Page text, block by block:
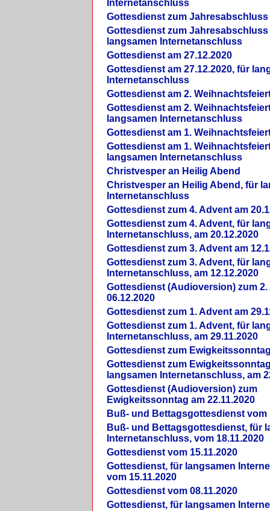
Internetanschluss
Gottesdienst zum Jahresabschluss
Gottesdienst zum Jahresabschluss
langsamen Internetanschluss
Gottesdienst am 27.12.2020
Gottesdienst am 27.12.2020, für
Internetanschluss
Gottesdienst am 2.
Gottesdienst am 2.
langsamen Internetanschluss
Gottesdienst am 1.
Gottesdienst am 1.
langsamen Internetanschluss
Christvesper an Heilig Abend
Christvesper an Heilig Abend, für
Internetanschluss
Gottesdienst zum 4. Advent am
Gottesdienst zum 4. Advent, für
Internetanschluss, am 20.12.2020
Gottesdienst zum 3. Advent am
Gottesdienst zum 3. Advent, für
Internetanschluss, am 12.12.2020
Gottesdienst (Audioversion) zum 2.
06.12.2020
Gottesdienst zum 1. Advent am
Gottesdienst zum 1. Advent, für
Internetanschluss, am 29.11.2020
Gottesdienst zum
Gottesdienst zum
langsamen Internetanschluss, am
Gottesdienst (Audioversion) zum
Ewigkeitssonntag am 22.11.2020
Buß- und Bettagsgottesdienst vom
Buß- und Bettagsgottesdienst, für
Internetanschluss, vom 18.11.2020
Gottesdienst vom 15.11.2020
Gottesdienst, für langsamen
vom 15.11.2020
Gottesdienst vom 08.11.2020
Gottesdienst, für langsamen